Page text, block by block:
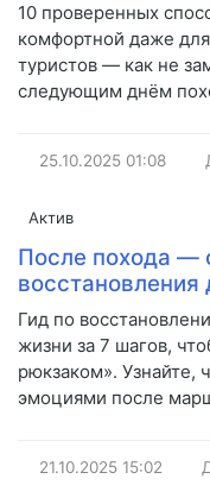
10 проверенных
комфортной даже
туристов — как не
следующим днём
25.10.2025 01:08
Актив
После похода —
восстановления
Гид по
жизни за 7 шагов,
рюкзаком». Узнайте,
эмоциями после
21.10.2025 15:02